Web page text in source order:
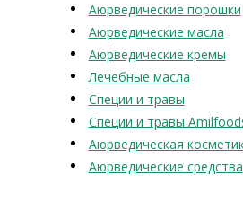
Аюрведические порошки
Аюрведические масла
Аюрведические кремы
Лечебные масла
Специи и травы
Специи и травы
Аюрведическая
Аюрведические средства